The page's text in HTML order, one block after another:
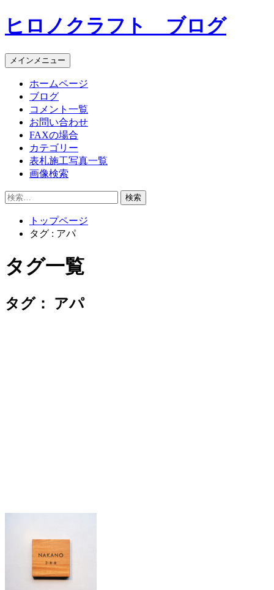
コ
ン
ン
ツ
ヒロノクラフト ブログ
メインメニュー
ホームページ
ブログ
コメント一覧
お問い合わせ
FAXの場合
カテゴリー
表札施工写真一覧
画像検索
検
トップページ
タグ : アパ
タグ一覧
タグ： アパ